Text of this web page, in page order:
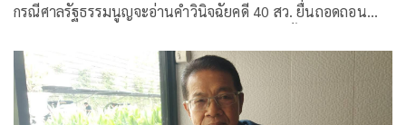
กรณีศาลรัฐธรรมนูญจะอ่านคำวินิจฉัยคดี 40 สว. ยื่นถอดถอน
ชื่นบาน เป็นรัฐมนตรี ในวันที่ 14 ส.ค. นี้